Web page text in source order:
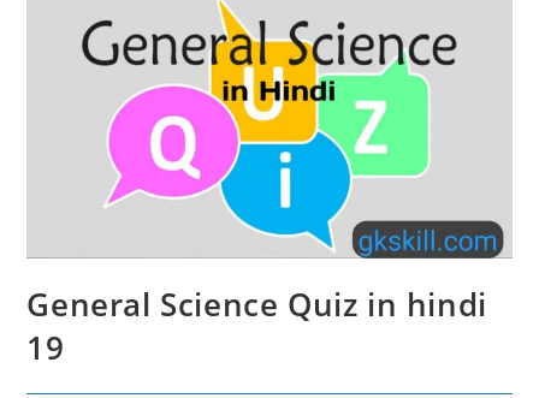
General Science Quiz in hindi
19